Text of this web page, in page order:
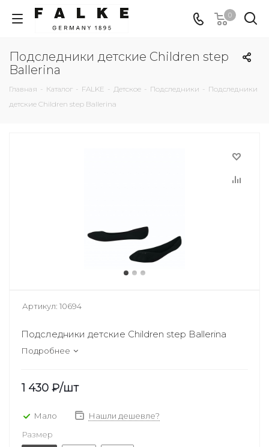
0
Подследники детские Children step
Ballerina
Главная - Каталог - FALKE - Детское - Подследники - Подследники
детские Children step Ballerina
Артикул: 10694
Подследники детские Children step Ballerina
Подробнее
1 430 ₽/шт
Мало
Нашли дешевле?
Размер